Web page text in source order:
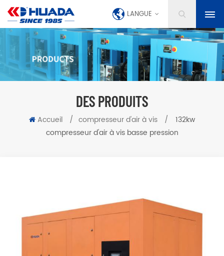
LANGUE
DES PRODUITS
Accueil / compresseur d'air à vis /
132kw
compresseur d'air à vis basse pression